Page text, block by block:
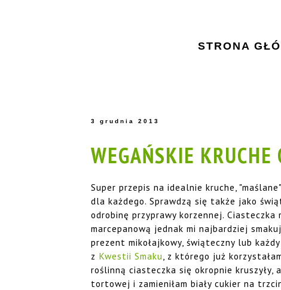
STRONA
3 grudnia 2013
WEGAŃSKIE KRUCHE
Super przepis na idealnie kruche,
dla każdego. Sprawdzą się także jako
odrobinę przyprawy korzennej. Ciasteczka
marcepanową jednak mi najbardziej
prezent mikołajkowy, świąteczny lub
z Kwestii Smaku , z którego już
roślinną ciasteczka się okropnie kruszyły,
tortowej i zamieniłam biały cukier na